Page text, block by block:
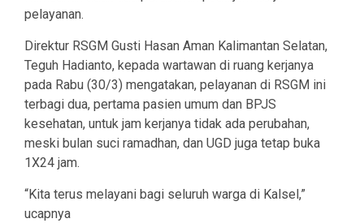
pelayanan.
Direktur RSGM Gusti Hasan Aman Kalimantan Selatan,
Teguh Hadianto, kepada wartawan di ruang kerjanya
pada Rabu (30/3) mengatakan, pelayanan di RSGM ini
terbagi dua, pertama pasien umum dan BPJS
kesehatan, untuk jam kerjanya tidak ada perubahan,
meski bulan suci ramadhan, dan UGD juga tetap buka
1X24 jam.
“Kita terus melayani bagi seluruh warga di Kalsel,”
ucapnya